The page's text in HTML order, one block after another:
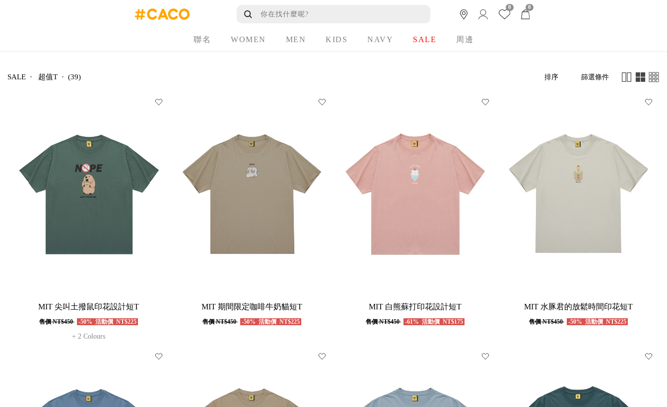
0 0
聯名 WOMEN MEN KIDS NAVY SALE 周邊
SALE · 超值T · (39) 排序 篩選條件
MIT 尖叫土撥鼠印花設計短T
售價NT$450 -50% 活動價 NT$225
+ 2 Colours
MIT 期間限定咖啡牛奶貓短T
售價NT$450 -50% 活動價 NT$225
MIT 白熊蘇打印花設計短T
售價NT$450 -61% 活動價 NT$175
MIT 水豚君的放鬆時間印花短T
售價NT$450 -50% 活動價 NT$225